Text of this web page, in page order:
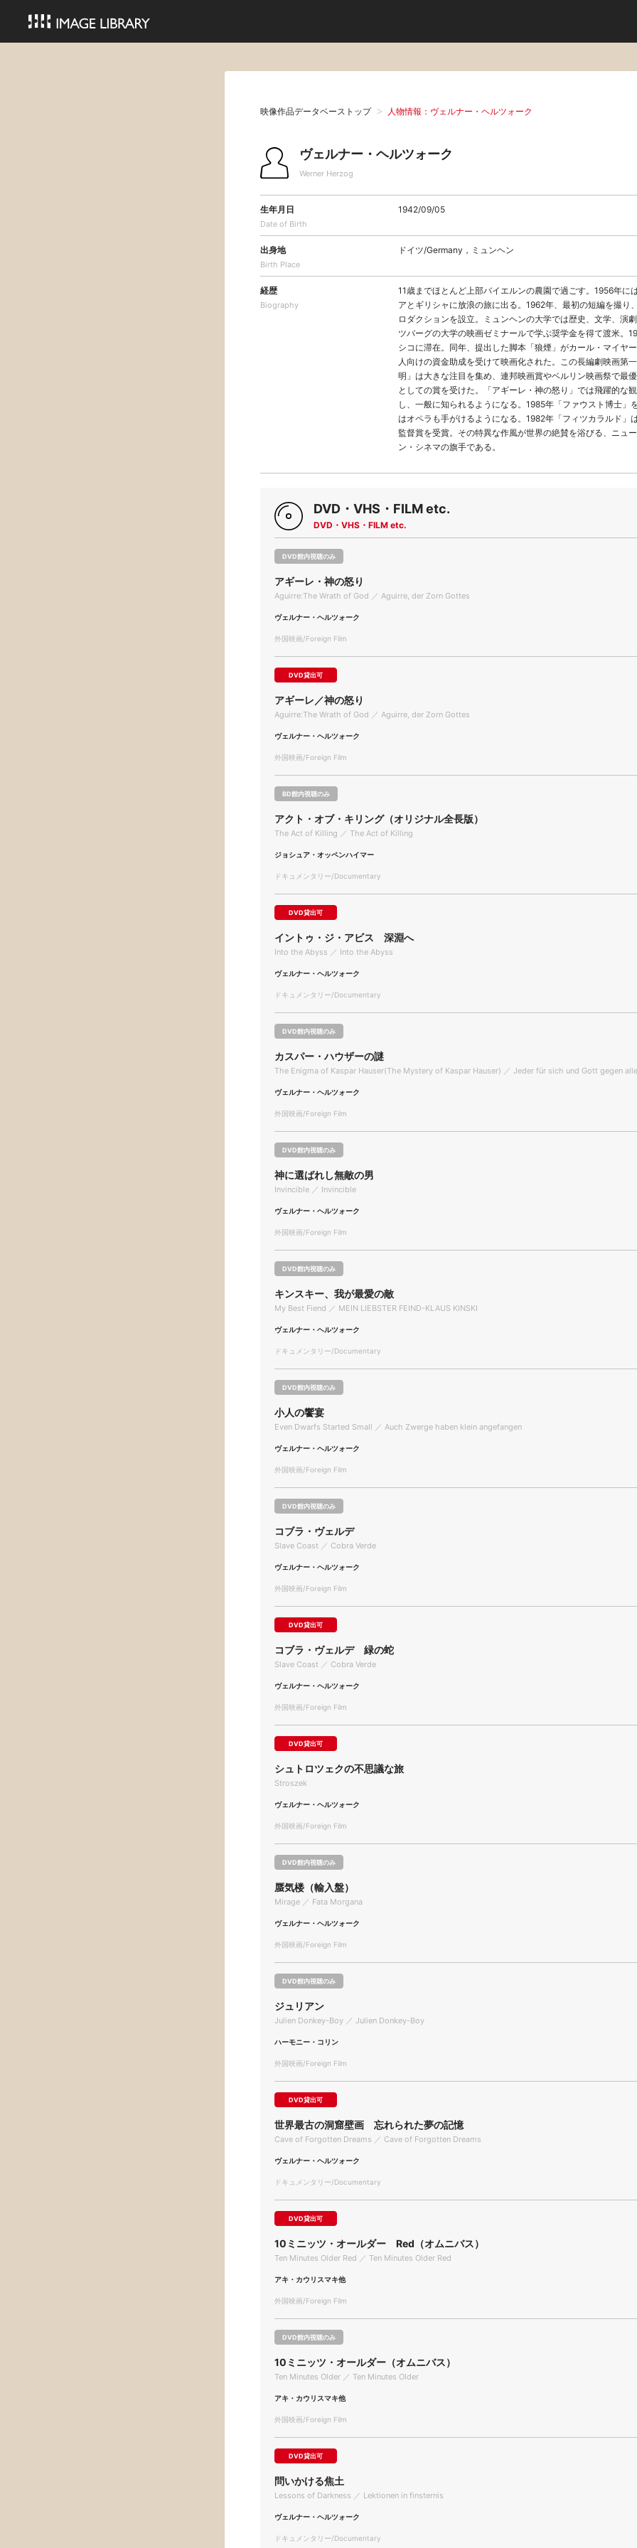
映像作品データベーストップ 人物情報：ヴェルナー・ヘルツォーク
ヴェルナー・ヘルツォーク
Werner Herzog
生年月日
Date of Birth
1942/09/05
出身地
Birth Place
ドイツ/Germany，ミュンヘン
経歴
Biography
11歳までほとんど上部バイエルンの農園で過ごす。1956年に
アとギリシャに放浪の旅に出る。1962年、最初の短編を撮り
ロダクションを設立。ミュンヘンの大学では歴史、文学、演
ツバーグの大学の映画ゼミナールで学ぶ奨学金を得て渡米。
シコに滞在。同年、提出した脚本「狼煙」がカール・マイヤ
人向けの資金助成を受けて映画化された。この長編劇映画第
明」は大きな注目を集め、連邦映画賞やベルリン映画祭で最
としての賞を受けた。「アギーレ・神の怒り」では飛躍的な
し、一般に知られるようになる。1985年「ファウスト博士」
はオペラも手がけるようになる。1982年「フィツカラルド」
監督賞を受賞。その特異な作風が世界の絶賛を浴びる、ニュ
ン・シネマの旗手である。
DVD・VHS・FILM etc.
DVD・VHS・FILM etc.
DVD館内視聴のみ
アギーレ・神の怒り
Aguirre:The Wrath of God ／ Aguirre, der Zorn Gottes
ヴェルナー・ヘルツォーク
外国映画/Foreign Film
DVD貸出可
アギーレ／神の怒り
Aguirre:The Wrath of God ／ Aguirre, der Zorn Gottes
ヴェルナー・ヘルツォーク
外国映画/Foreign Film
BD館内視聴のみ
アクト・オブ・キリング（オリジナル全長版）
The Act of Killing ／ The Act of Killing
ジョシュア・オッペンハイマー
ドキュメンタリー/Documentary
DVD貸出可
イントゥ・ジ・アビス 深淵へ
Into the Abyss ／ Into the Abyss
ヴェルナー・ヘルツォーク
ドキュメンタリー/Documentary
DVD館内視聴のみ
カスパー・ハウザーの謎
The Enigma of Kaspar Hauser(The Mystery of Kaspar Hauser) ／ Jeder für sich und Gott gegen alle
ヴェルナー・ヘルツォーク
外国映画/Foreign Film
DVD館内視聴のみ
神に選ばれし無敵の男
Invincible ／ Invincible
ヴェルナー・ヘルツォーク
外国映画/Foreign Film
DVD館内視聴のみ
キンスキー、我が最愛の敵
My Best Fiend ／ MEIN LIEBSTER FEIND-KLAUS KINSKI
ヴェルナー・ヘルツォーク
ドキュメンタリー/Documentary
DVD館内視聴のみ
小人の饗宴
Even Dwarfs Started Small ／ Auch Zwerge haben klein angefangen
ヴェルナー・ヘルツォーク
外国映画/Foreign Film
DVD館内視聴のみ
コブラ・ヴェルデ
Slave Coast ／ Cobra Verde
ヴェルナー・ヘルツォーク
外国映画/Foreign Film
DVD貸出可
コブラ・ヴェルデ 緑の蛇
Slave Coast ／ Cobra Verde
ヴェルナー・ヘルツォーク
外国映画/Foreign Film
DVD貸出可
シュトロツェクの不思議な旅
Stroszek
ヴェルナー・ヘルツォーク
外国映画/Foreign Film
DVD館内視聴のみ
蜃気楼（輸入盤）
Mirage ／ Fata Morgana
ヴェルナー・ヘルツォーク
外国映画/Foreign Film
DVD館内視聴のみ
ジュリアン
Julien Donkey-Boy ／ Julien Donkey-Boy
ハーモニー・コリン
外国映画/Foreign Film
DVD貸出可
世界最古の洞窟壁画 忘れられた夢の記憶
Cave of Forgotten Dreams ／ Cave of Forgotten Dreams
ヴェルナー・ヘルツォーク
ドキュメンタリー/Documentary
DVD貸出可
10ミニッツ・オールダー Red（オムニバス）
Ten Minutes Older Red ／ Ten Minutes Older Red
アキ・カウリスマキ他
外国映画/Foreign Film
DVD館内視聴のみ
10ミニッツ・オールダー（オムニバス）
Ten Minutes Older ／ Ten Minutes Older
アキ・カウリスマキ他
外国映画/Foreign Film
DVD貸出可
問いかける焦土
Lessons of Darkness ／ Lektionen in finsternis
ヴェルナー・ヘルツォーク
ドキュメンタリー/Documentary